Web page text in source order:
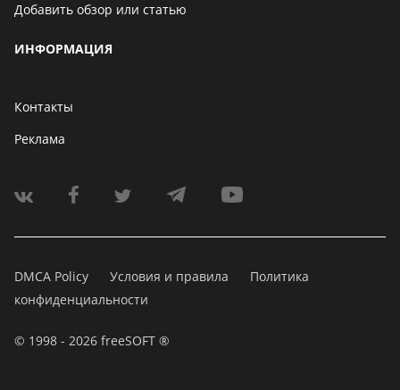
Добавить обзор или статью
ИНФОРМАЦИЯ
Контакты
Реклама
DMCA Policy Условия и правила
Политика
конфиденциальности
© 1998 - 2026 freeSOFT ®